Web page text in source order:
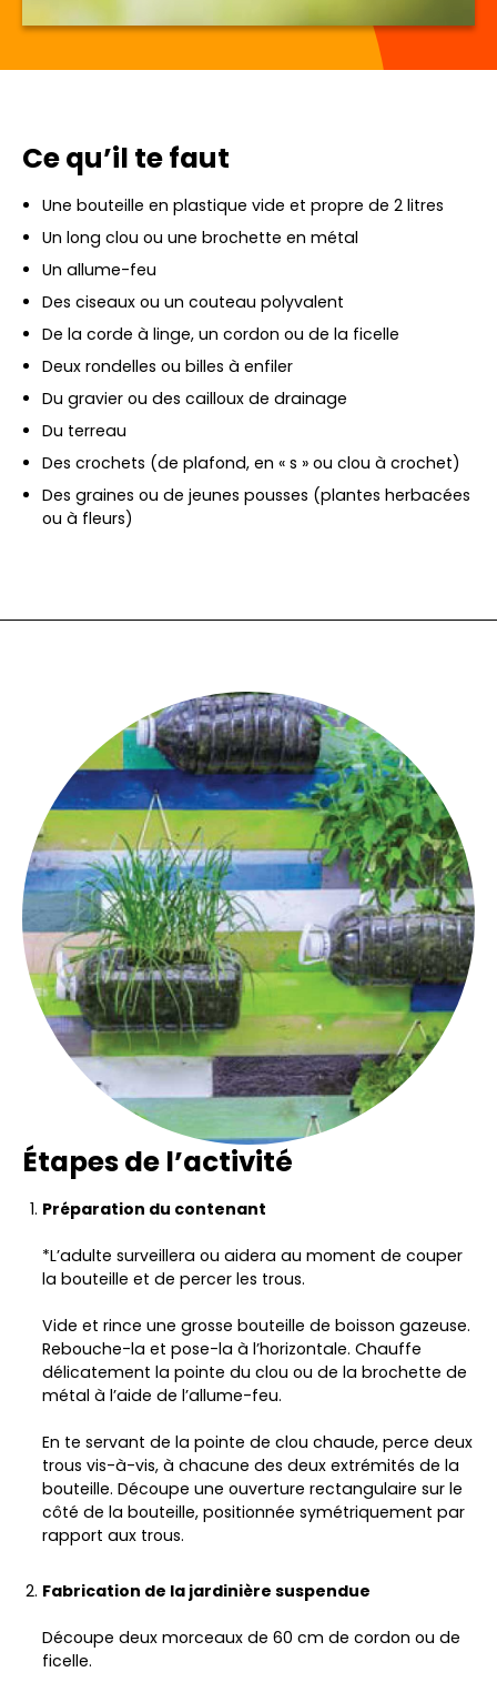
Ce qu’il te faut
Une bouteille en plastique vide et propre de 2 litres
Un long clou ou une brochette en métal
Un allume-feu
Des ciseaux ou un couteau polyvalent
De la corde à linge, un cordon ou de la ficelle
Deux rondelles ou billes à enfiler
Du gravier ou des cailloux de drainage
Du terreau
Des crochets (de plafond, en « s » ou clou à crochet)
Des graines ou de jeunes pousses (plantes herbacées
ou à fleurs)
Étapes de l’activité
Préparation du contenant
*L’adulte surveillera ou aidera au moment de couper
la bouteille et de percer les trous.
Vide et rince une grosse bouteille de boisson gazeuse.
Rebouche-la et pose-la à l’horizontale. Chauffe
délicatement la pointe du clou ou de la brochette de
métal à l’aide de l’allume-feu.
En te servant de la pointe de clou chaude, perce deux
trous vis-à-vis, à chacune des deux extrémités de la
bouteille. Découpe une ouverture rectangulaire sur le
côté de la bouteille, positionnée symétriquement par
rapport aux trous.
Fabrication de la jardinière suspendue
Découpe deux morceaux de 60 cm de cordon ou de
ficelle.